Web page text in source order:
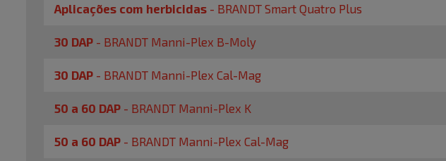
Aplicações com herbicidas - BRANDT Smart Quatro Plus
30 DAP - BRANDT Manni-Plex B-Moly
30 DAP - BRANDT Manni-Plex Cal-Mag
50 a 60 DAP - BRANDT Manni-Plex K
50 a 60 DAP - BRANDT Manni-Plex Cal-Mag